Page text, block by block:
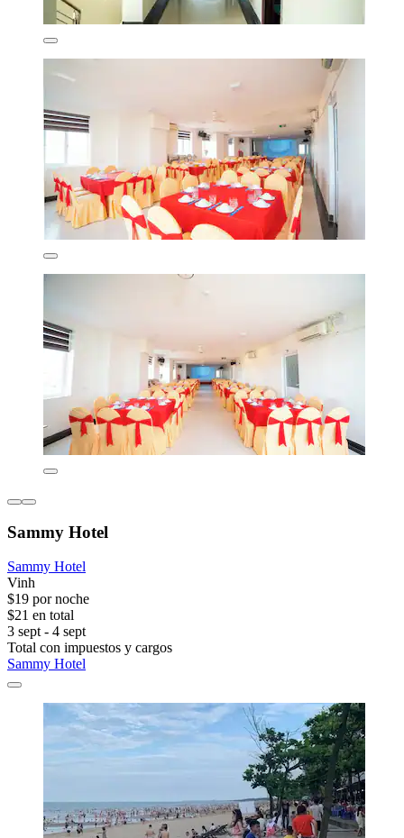
Sammy Hotel
Sammy Hotel
Vinh
$19 por noche
$21 en total
3 sept - 4 sept
Total con impuestos y cargos
Sammy Hotel